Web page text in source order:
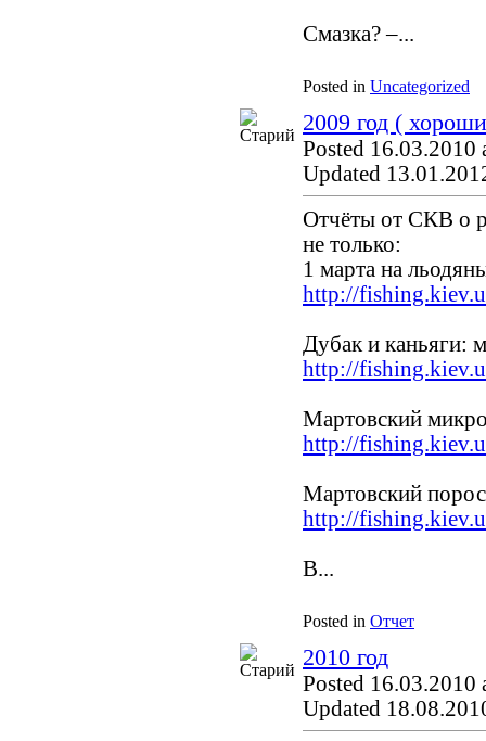
Смазка? –...
Posted in Uncategorized
2009 год (
Posted 16.03.2010
Updated
Отчёты от СКВ о
не только:
1 марта на
http://
Дубак и каньяги:
http://
Мартовский
http://
Мартовский
http://
В...
Posted in Отчет
2010 год
Posted 16.03.2010
Updated